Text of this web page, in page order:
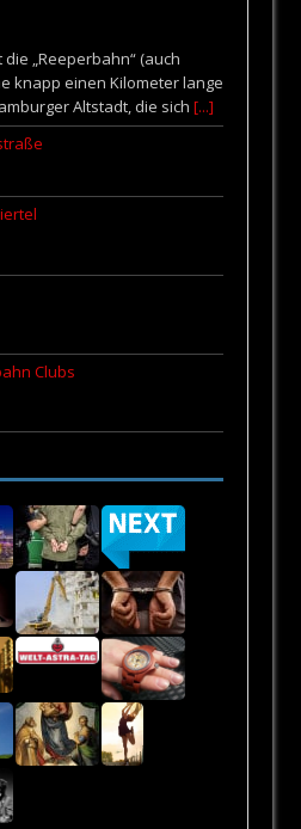
„Reeperbahn“ (auch
knapp einen Kilometer lange
Altstadt, die sich [...]
Clubs